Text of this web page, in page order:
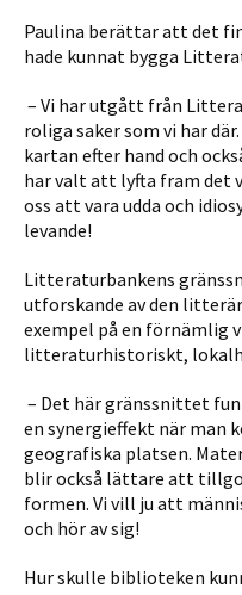
Paulina berättar att det
hade kunnat bygga
– Vi har utgått från
roliga saker som vi har
kartan efter hand och
har valt att lyfta fram det
oss att vara udda och
levande!
Litteraturbankens
utforskande av den
exempel på en förnämlig
litteraturhistoriskt,
– Det här gränssnittet
en synergieffekt när
geografiska platsen.
blir också lättare att
formen. Vi vill ju att
och hör av sig!
Hur skulle biblioteken